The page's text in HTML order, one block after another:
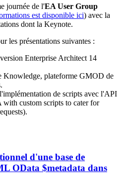
journée de l'EA User Group
est disponible ici) avec la
dont la Keynote.
les présentations suivantes :
Enterprise Architect 14
Knowledge, plateforme GMOD de
de scripts avec l'API
custom scripts to cater for
d'une base de
OData $metadata dans